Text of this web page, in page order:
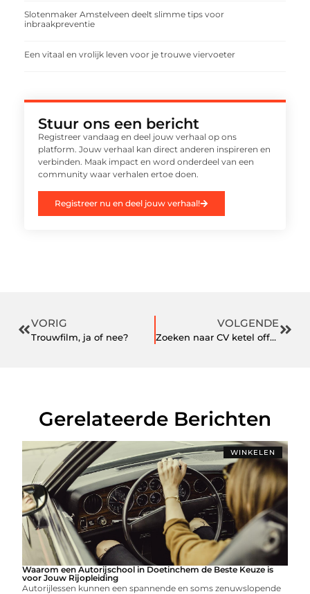
Slotenmaker Amstelveen deelt slimme tips voor
inbraakpreventie
Een vitaal en vrolijk leven voor je trouwe viervoeter
Stuur ons een bericht
Registreer vandaag en deel jouw verhaal op ons
platform. Jouw verhaal kan direct anderen inspireren en
verbinden. Maak impact en word onderdeel van een
community waar verhalen ertoe doen.
Registreer nu en deel jouw verhaal!
VORIG
Trouwfilm, ja of nee?
VOLGENDE
Zoeken naar CV ketel offerte
Gerelateerde Berichten
WINKELEN
Waarom een Autorijschool in Doetinchem de Beste Keuze is
voor Jouw Rijopleiding
Autorijlessen kunnen een spannende en soms zenuwslopende